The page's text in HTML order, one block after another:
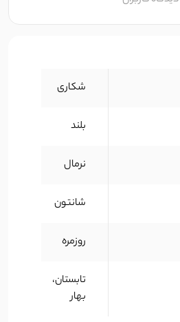
شکاری
بلند
نرمال
شانتون
روزمره
تابستان،
بهار